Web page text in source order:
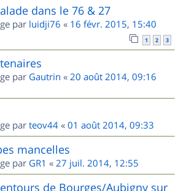
dans le 76 & 27
par luidji76 « 16 févr. 2015, 15:40
1 2 3
par Gautrin « 20 août 2014, 09:16
par teov44 « 01 août 2014, 09:33
mancelles
par GR1 « 27 juil. 2014, 12:55
de Bourges/Aubigny sur